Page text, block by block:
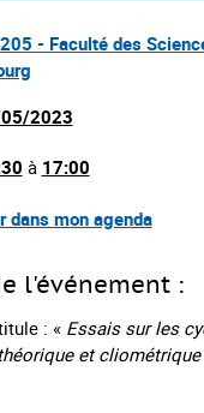
- Faculté des
2023
à 17:00
dans mon agenda
l'événement :
: « Essais sur les
et cliométrique